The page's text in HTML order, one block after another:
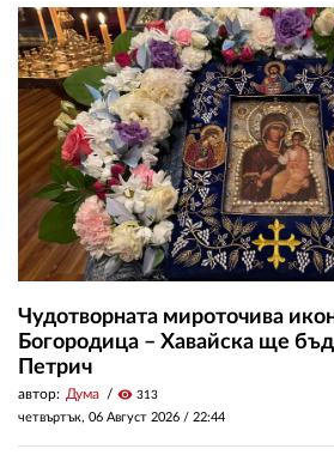
Чудотворната мироточива
Богородица – Хавайска ще
Петрич
автор: Дума visibility 313
четвъртък, 06 Август 2026 / 22:44